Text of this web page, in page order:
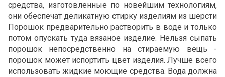
средства, изготовленные по новейшим технологиям,
они обеспечат деликатную стирку изделиям из шерсти
Порошок предварительно растворить в воде и только
потом опускать туда вязаное изделие. Нельзя сыпать
порошок непосредственно на стираемую вещь -
порошок может испортить цвет изделия. Лучше всего
использовать жидкие моющие средства. Вода должна